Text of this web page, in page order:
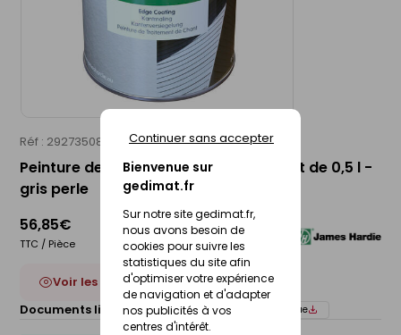
Bienvenue sur
gedimat.fr
Sur notre site gedimat.fr,
nous avons besoin de
cookies pour suivre les
statistiques du site afin
d'optimiser votre expérience
de navigation et d'adapter
nos publicités à vos
centres d'intérêt.
Continuer sans accepter
Réf : 29273508 JAMES HARDIE
Peinture de retouche HARDIE SEAL - pot de 0,5 l -
gris perle
56,85€
TTC / Pièce
Voir les 13 déclinaisons
Documents liés :
Notice de pose Fiche technique